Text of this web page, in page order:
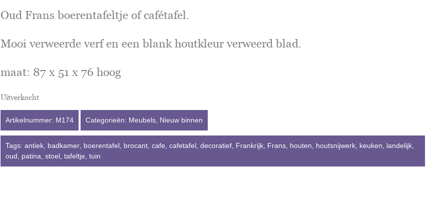
Oud Frans boerentafeltje of cafétafel.
Mooi verweerde verf en een blank houtkleur verweerd blad.
maat: 87 x 51 x 76 hoog
Uitverkocht
Artikelnummer: M174 Categorieën: Meubels, Nieuw binnen
Tags:antiek, badkamer, boerentafel, brocant,cafe,cafetafel,decoratief, Frankrijk, Frans, houten, houtsnijwerk, keuken, landelijk,
oud, patina,stoel,tafeltje,tuin